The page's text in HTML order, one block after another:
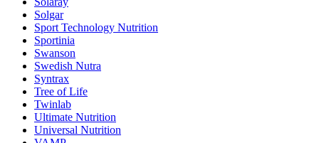
Solgar
Sport Technology Nutrition
Sportinia
Swanson
Swedish Nutra
Syntrax
Tree of Life
Twinlab
Ultimate Nutrition
Universal Nutrition